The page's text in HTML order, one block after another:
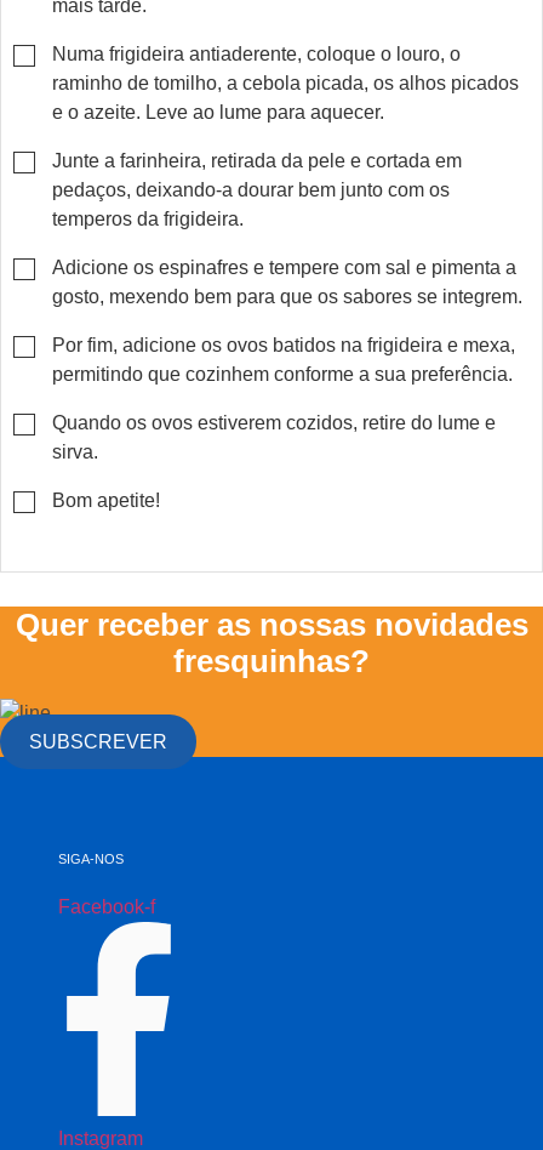
mais tarde.
▢
Numa frigideira antiaderente, coloque o louro, o
raminho de tomilho, a cebola picada, os alhos picados
e o azeite. Leve ao lume para aquecer.
▢
Junte a farinheira, retirada da pele e cortada em
pedaços, deixando-a dourar bem junto com os
temperos da frigideira.
▢
Adicione os espinafres e tempere com sal e pimenta a
gosto, mexendo bem para que os sabores se integrem.
▢
Por fim, adicione os ovos batidos na frigideira e mexa,
permitindo que cozinhem conforme a sua preferência.
▢
Quando os ovos estiverem cozidos, retire do lume e
sirva.
▢
Bom apetite!
Quer receber as nossas novidades
fresquinhas?
SUBSCREVER
SIGA-NOS
Facebook-f
Instagram